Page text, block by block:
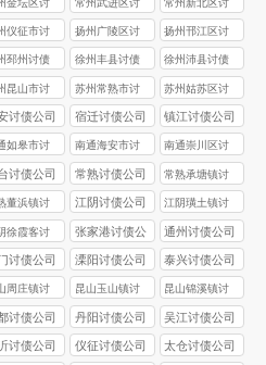
司
债公司
债公司
仪征市讨
司
扬州广陵区讨
债公司
扬州邗江区讨
债公司
邳州讨债
徐州丰县讨债
公司
徐州沛县讨债
公司
昆山市讨
司
苏州常熟市讨
债公司
苏州姑苏区讨
债公司
讨债公司 宿迁讨债公司 镇江讨债公司
如皋市讨
司
南通海安市讨
债公司
南通崇川区讨
债公司
讨债公司 常熟讨债公司
常熟承塘镇讨
债公司
董浜镇讨
司
江阴讨债公司
江阴璜土镇讨
债公司
徐霞客讨
司
张家港讨债公
司
通州讨债公司
讨债公司 溧阳讨债公司 泰兴讨债公司
周庄镇讨
司
昆山玉山镇讨
债公司
昆山锦溪镇讨
债公司
讨债公司 丹阳讨债公司 吴江讨债公司
讨债公司 仪征讨债公司 太仓讨债公司